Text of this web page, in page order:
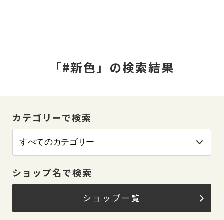
「#新色」の検索結果
カテゴリーで検索
ショップ名で検索
ショップ一覧